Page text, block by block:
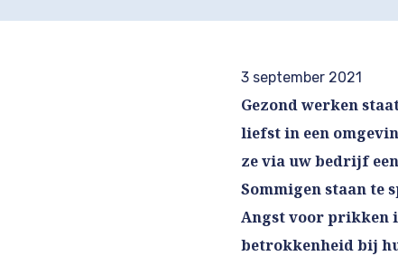
3 september 2021
Gezond werken
liefst in een
ze via uw bedrijf
Sommigen staan te
Angst voor prikken
betrokkenheid bij